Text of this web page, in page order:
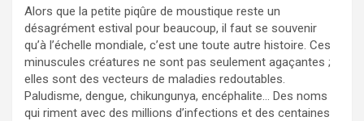
Alors que la petite piqûre de moustique reste un
désagrément estival pour beaucoup, il faut se souvenir
qu’à l’échelle mondiale, c’est une toute autre histoire. Ces
minuscules créatures ne sont pas seulement agaçantes ;
elles sont des vecteurs de maladies redoutables.
Paludisme, dengue, chikungunya, encéphalite… Des noms
qui riment avec des millions d’infections et des centaines